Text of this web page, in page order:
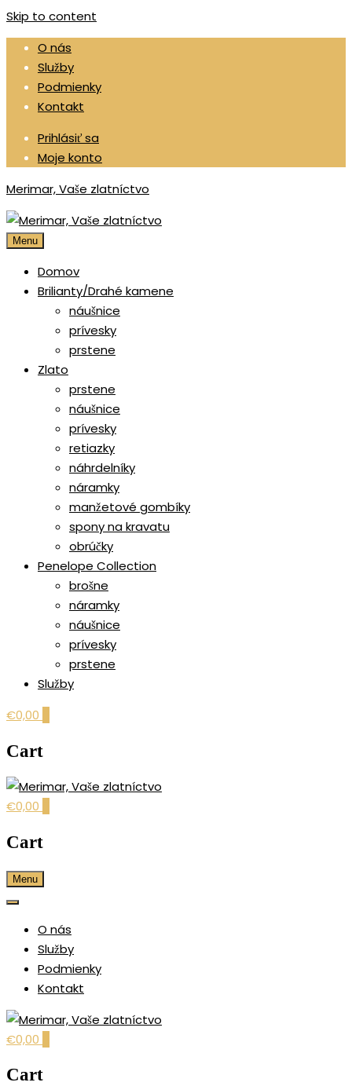
Skip to content
O nás
Služby
Podmienky
Kontakt
Prihlásiť sa
Moje konto
Merimar, Vaše zlatníctvo
Menu
Domov
Brilianty/Drahé kamene
náušnice
prívesky
prstene
Zlato
prstene
náušnice
prívesky
retiazky
náhrdelníky
náramky
manžetové gombíky
spony na kravatu
obrúčky
Penelope Collection
brošne
náramky
náušnice
prívesky
prstene
Služby
€0,00
Cart
šperky pre každú príležitosť
€0,00
Cart
Menu
O nás
Služby
Podmienky
Kontakt
šperky pre každú príležitosť
€0,00
Cart